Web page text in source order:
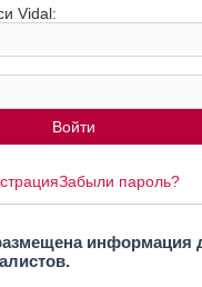
Vidal:
Забыли пароль?
информация